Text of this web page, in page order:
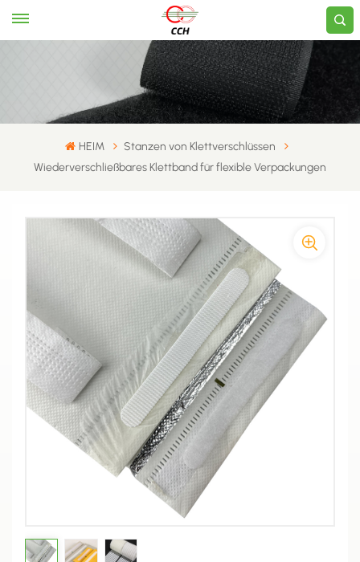
HEIM
Stanzen von Klettverschlüssen
Wiederverschließbares Klettband für flexible Verpackungen